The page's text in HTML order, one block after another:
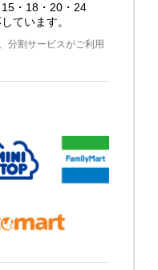
・18・20・24
ています。
分割サービスがご利用